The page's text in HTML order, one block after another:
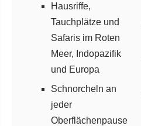
Hausriffe,
Tauchplätze und
Safaris im Roten
Meer, Indopazifik
und Europa
Schnorcheln an
jeder
Oberflächenpause